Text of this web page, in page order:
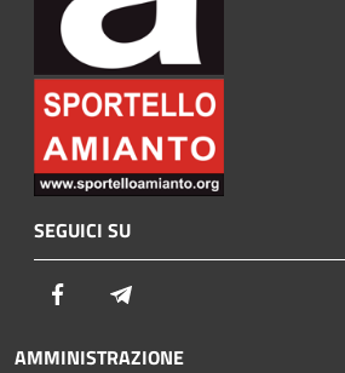
SEGUICI SU
Facebook
AMMINISTRAZIONE